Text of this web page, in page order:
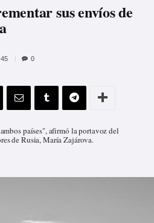
sus envíos de
45 0
países", afirmó la portavoz del
de Rusia, María Zajárova.